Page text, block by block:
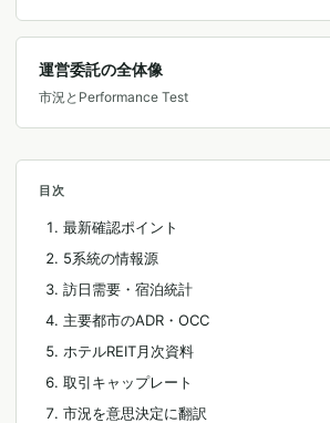
運営委託の全体像
市況とPerformance Test
目次
最新確認ポイント
5系統の情報源
訪日需要・宿泊統計
主要都市のADR・OCC
ホテルREIT月次資料
取引キャップレート
市況を意思決定に翻訳